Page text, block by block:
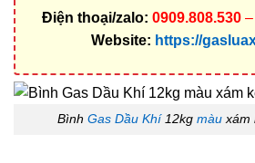
Điện thoại/zalo: 0909.808.530–
Website: https://
Bình Gas Dầu Khí12kg màuxám